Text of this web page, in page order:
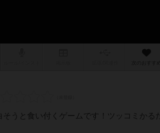
次のおすすめ
うと食い付くゲームです！ツッコミかるた